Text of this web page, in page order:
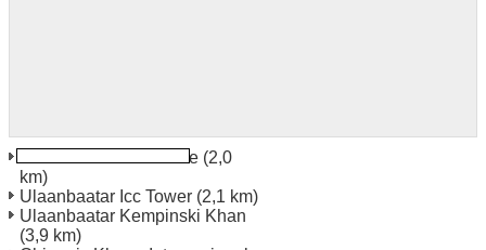
Ulaanbaatar Bodi Torre (2,0
km)
Ulaanbaatar Icc Tower (2,1 km)
Ulaanbaatar Kempinski Khan
(3,9 km)